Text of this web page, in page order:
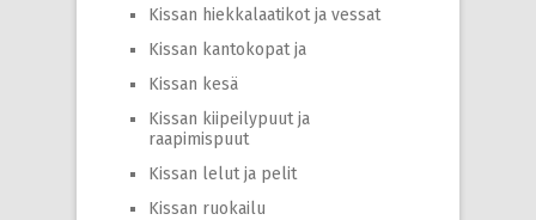
Kissan hiekkalaatikot ja vessat
Kissan kantokopat ja
Kissan kesä
Kissan kiipeilypuut ja
raapimispuut
Kissan lelut ja pelit
Kissan ruokailu